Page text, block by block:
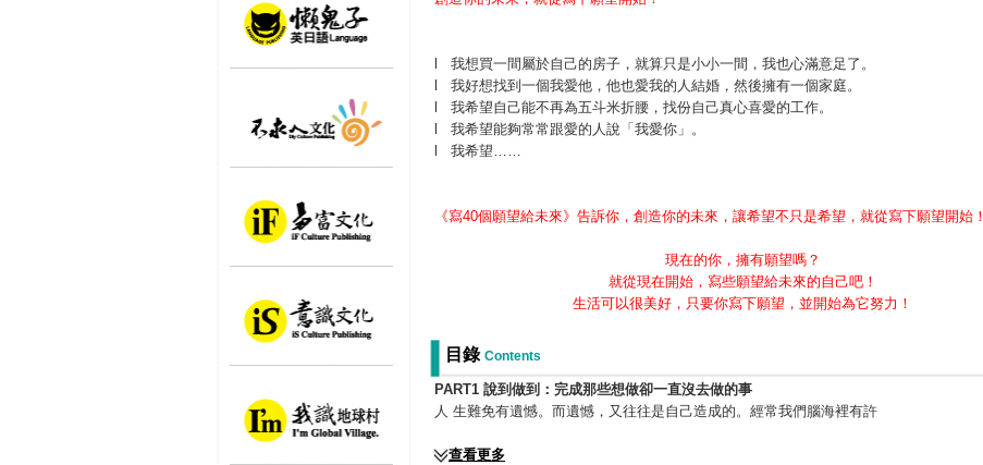
我想買一間屬於自己的房子，就算只是小小一間，我也心滿意足了。
我好想找到一個我愛他，他也愛我的人結婚，然後擁有一個家庭。
我希望自己能不再為五斗米折腰，找份自己真心喜愛的工作。
我希望能夠常常跟愛的人說「我愛你」。
我希望……
《寫40個願望給未來》告訴你，創造你的未來，讓希望不只是希望，就從寫下願望開始！
現在的你，擁有願望嗎？
就從現在開始，寫些願望給未來的自己吧！
生活可以很美好，只要你寫下願望，並開始為它努力！
目錄 Contents
PART1說到做到：完成那些想做卻一直沒去做的事
人 生難免有遺憾。而遺憾，又往往是自己造成的。經常我們腦海裡有許
查看更多